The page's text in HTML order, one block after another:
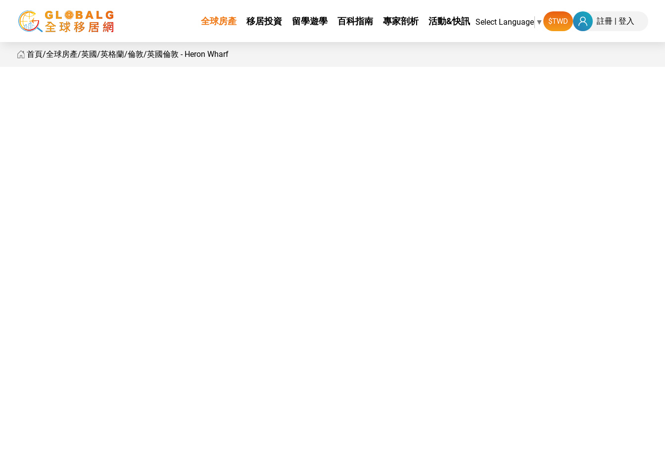
全球房產 移居投資 留學遊學 百科指南 專家剖析 活動&快訊 Select Language ▼ 註冊 |登入
首頁 全球房產 英國 英格蘭 倫敦 英國倫敦 - Heron Wharf